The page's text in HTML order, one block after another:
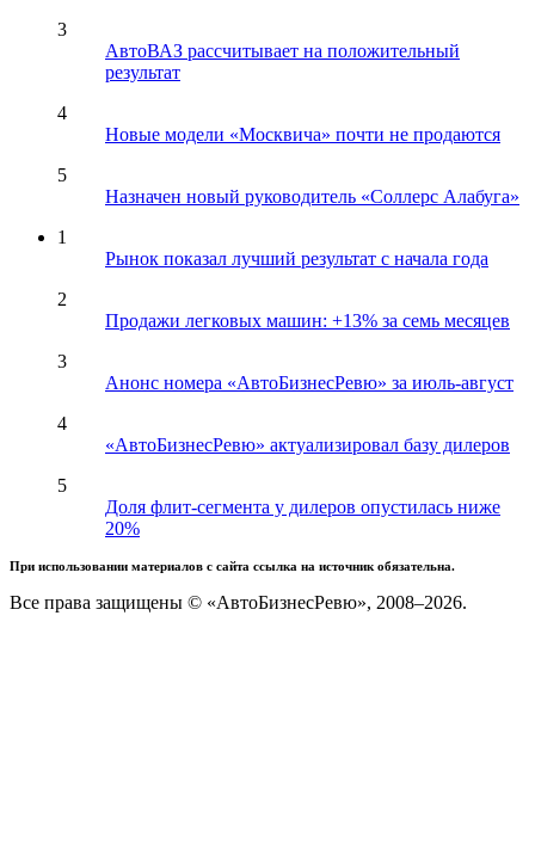
3
АвтоВАЗ рассчитывает на положительный
результат
4
Новые модели «Москвича» почти не продаются
5
Назначен новый руководитель «Соллерс Алабуга»
1
Рынок показал лучший результат с начала года
2
Продажи легковых машин: +13% за семь месяцев
3
Анонс номера «АвтоБизнесРевю» за июль-август
4
«АвтоБизнесРевю» актуализировал базу дилеров
5
Доля флит-сегмента у дилеров опустилась ниже
20%
При использовании материалов с сайта ссылка на источник обязательна.
Все права защищены © «АвтоБизнесРевю», 2008–2026.